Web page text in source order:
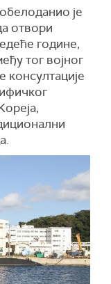
је
отвори
године,
тог војног
консултације